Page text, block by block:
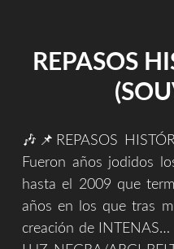
REPASOS
🎶📌REPASOS
Fueron años jodidos
hasta el 2009 que
años en los que tras
creación de